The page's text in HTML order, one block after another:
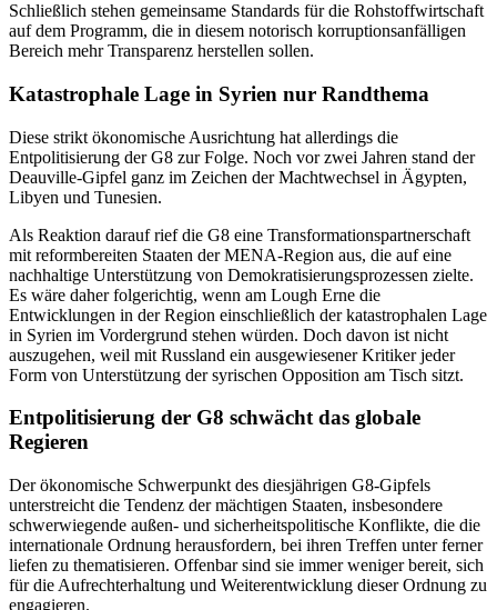
Schließlich stehen gemeinsame Standards für die Rohstoffwirtschaft
auf dem Programm, die in diesem notorisch korruptionsanfälligen
Bereich mehr Transparenz herstellen sollen.
Katastrophale Lage in Syrien nur Randthema
Diese strikt ökonomische Ausrichtung hat allerdings die
Entpolitisierung der G8 zur Folge. Noch vor zwei Jahren stand der
Deauville-Gipfel ganz im Zeichen der Machtwechsel in Ägypten,
Libyen und Tunesien.
Als Reaktion darauf rief die G8 eine Transformationspartnerschaft
mit reformbereiten Staaten der MENA-Region aus, die auf eine
nachhaltige Unterstützung von Demokratisierungsprozessen zielte.
Es wäre daher folgerichtig, wenn am Lough Erne die
Entwicklungen in der Region einschließlich der katastrophalen Lage
in Syrien im Vordergrund stehen würden. Doch davon ist nicht
auszugehen, weil mit Russland ein ausgewiesener Kritiker jeder
Form von Unterstützung der syrischen Opposition am Tisch sitzt.
Entpolitisierung der G8 schwächt das globale
Regieren
Der ökonomische Schwerpunkt des diesjährigen G8-Gipfels
unterstreicht die Tendenz der mächtigen Staaten, insbesondere
schwerwiegende außen- und sicherheitspolitische Konflikte, die die
internationale Ordnung herausfordern, bei ihren Treffen unter ferner
liefen zu thematisieren. Offenbar sind sie immer weniger bereit, sich
für die Aufrechterhaltung und Weiterentwicklung dieser Ordnung zu
engagieren.